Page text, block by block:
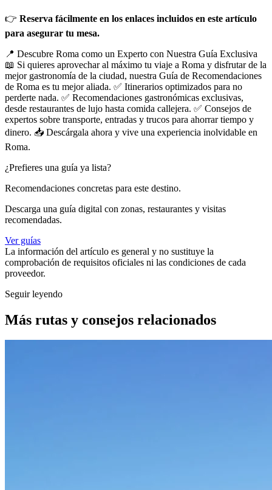
👉 Reserva fácilmente en los enlaces incluidos en este artículo
para asegurar tu mesa.
📍 Descubre Roma como un Experto con Nuestra Guía Exclusiva
📖 Si quieres aprovechar al máximo tu viaje a Roma y disfrutar de la
mejor gastronomía de la ciudad, nuestra Guía de Recomendaciones
de Roma es tu mejor aliada. ✅ Itinerarios optimizados para no
perderte nada. ✅ Recomendaciones gastronómicas exclusivas,
desde restaurantes de lujo hasta comida callejera. ✅ Consejos de
expertos sobre transporte, entradas y trucos para ahorrar tiempo y
dinero. 📥 Descárgala ahora y vive una experiencia inolvidable en
Roma.
¿Prefieres una guía ya lista?
Recomendaciones concretas para este destino.
Descarga una guía digital con zonas, restaurantes y visitas
recomendadas.
Ver guías
La información del artículo es general y no sustituye la
comprobación de requisitos oficiales ni las condiciones de cada
proveedor.
Seguir leyendo
Más rutas y consejos relacionados